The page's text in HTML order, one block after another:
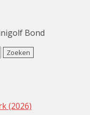
Bond
(2026)